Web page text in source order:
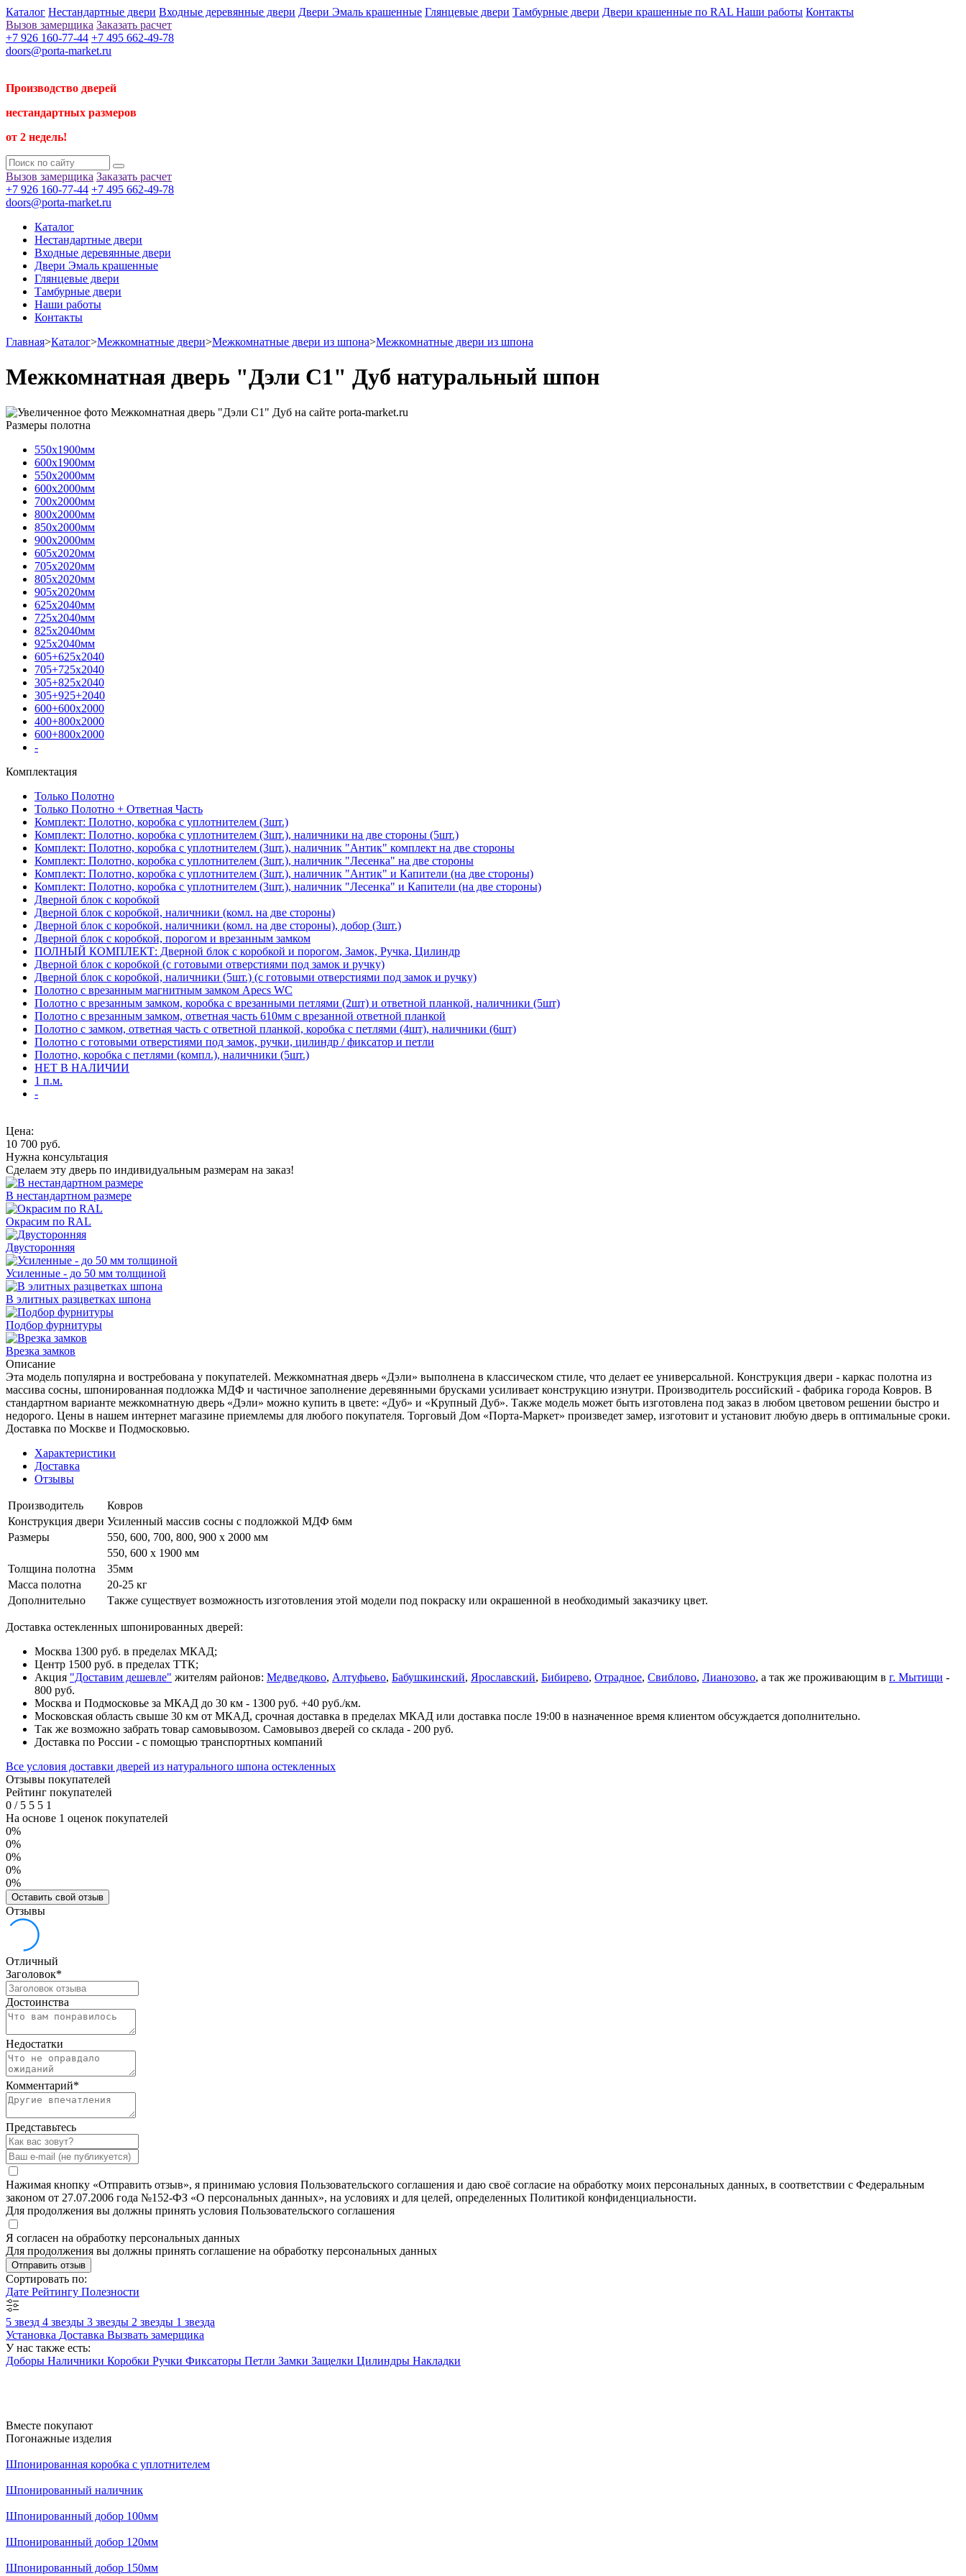
Каталог Нестандартные двери Входные деревянные двери Двери Эмаль крашенные Глянцевые двери Тамбурные двери Двери крашенные по RAL Наши работы Контакты
Вызов замерщика Заказать расчет
+7 926 160-77-44 +7 495 662-49-78
doors@porta-market.ru
Производство дверей
нестандартных размеров
от 2 недель!
Вызов замерщика Заказать расчет
+7 926 160-77-44 +7 495 662-49-78
doors@porta-market.ru
Каталог
Нестандартные двери
Входные деревянные двери
Двери Эмаль крашенные
Глянцевые двери
Тамбурные двери
Наши работы
Контакты
Главная>Каталог>Межкомнатные двери>Межкомнатные двери из шпона>Межкомнатные двери из шпона
Межкомнатная дверь "Дэли С1" Дуб натуральный шпон
Размеры полотна
550х1900мм
600х1900мм
550х2000мм
600х2000мм
700х2000мм
800х2000мм
850х2000мм
900х2000мм
605х2020мм
705х2020мм
805х2020мм
905х2020мм
625х2040мм
725х2040мм
825х2040мм
925х2040мм
605+625х2040
705+725х2040
305+825х2040
305+925+2040
600+600х2000
400+800х2000
600+800х2000
-
Комплектация
Только Полотно
Только Полотно + Ответная Часть
Комплект: Полотно, коробка с уплотнителем (3шт.)
Комплект: Полотно, коробка с уплотнителем (3шт.), наличники на две стороны (5шт.)
Комплект: Полотно, коробка с уплотнителем (3шт.), наличник "Антик" комплект на две стороны
Комплект: Полотно, коробка с уплотнителем (3шт.), наличник "Лесенка" на две стороны
Комплект: Полотно, коробка с уплотнителем (3шт.), наличник "Антик" и Капители (на две стороны)
Комплект: Полотно, коробка с уплотнителем (3шт.), наличник "Лесенка" и Капители (на две стороны)
Дверной блок с коробкой
Дверной блок с коробкой, наличники (комл. на две стороны)
Дверной блок с коробкой, наличники (комл. на две стороны), добор (3шт.)
Дверной блок с коробкой, порогом и врезанным замком
ПОЛНЫЙ КОМПЛЕКТ: Дверной блок с коробкой и порогом, Замок, Ручка, Цилиндр
Дверной блок с коробкой (с готовыми отверстиями под замок и ручку)
Дверной блок с коробкой, наличники (5шт.) (с готовыми отверстиями под замок и ручку)
Полотно с врезанным магнитным замком Apecs WC
Полотно с врезанным замком, коробка с врезанными петлями (2шт) и ответной планкой, наличники (5шт)
Полотно с врезанным замком, ответная часть 610мм с врезанной ответной планкой
Полотно с замком, ответная часть с ответной планкой, коробка с петлями (4шт), наличники (6шт)
Полотно с готовыми отверстиями под замок, ручки, цилиндр / фиксатор и петли
Полотно, коробка с петлями (компл.), наличники (5шт.)
НЕТ В НАЛИЧИИ
1 п.м.
-
Цена:
10 700 руб.
Нужна консультация
Сделаем эту дверь по индивидуальным размерам на заказ!
В нестандартном размере
Окрасим по RAL
Двусторонняя
Усиленные - до 50 мм толщиной
В элитных разцветках шпона
Подбор фурнитуры
Врезка замков
Описание
Эта модель популярна и востребована у покупателей. Межкомнатная дверь «Дэли» выполнена в классическом стиле, что делает ее универсальной. Конструкция двери - каркас полотна из
массива сосны, шпонированная подложка МДФ и частичное заполнение деревянными брусками усиливает конструкцию изнутри. Производитель российский - фабрика города Ковров. В
стандартном варианте межкомнатную дверь «Дэли» можно купить в цвете: «Дуб» и «Крупный Дуб». Также модель может быть изготовлена под заказ в любом цветовом решении быстро и
недорого. Цены в нашем интернет магазине приемлемы для любого покупателя. Торговый Дом «Порта-Маркет» произведет замер, изготовит и установит любую дверь в оптимальные сроки.
Доставка по Москве и Подмосковью.
Характеристики
Доставка
Отзывы
Производитель
Ковров
Конструкция двери Усиленный массив сосны с подложкой МДФ 6мм
Размеры
550, 600, 700, 800, 900 x 2000 мм
550, 600 х 1900 мм
Толщина полотна
35мм
Масса полотна
20-25 кг
Дополнительно
Также существует возможность изготовления этой модели под покраску или окрашенной в необходимый заказчику цвет.
Доставка остекленных шпонированных дверей:
Москва 1300 руб. в пределах МКАД;
Центр 1500 руб. в пределах ТТК;
Акция "Доставим дешевле" жителям районов: Медведково, Алтуфьево, Бабушкинский, Ярославский, Бибирево, Отрадное, Свиблово, Лианозово, а так же проживающим в г. Мытищи -
800 руб.
Москва и Подмосковье за МКАД до 30 км - 1300 руб. +40 руб./км.
Московская область свыше 30 км от МКАД, срочная доставка в пределах МКАД или доставка после 19:00 в назначенное время клиентом обсуждается дополнительно.
Так же возможно забрать товар самовывозом. Самовывоз дверей со склада - 200 руб.
Доставка по России - с помощью транспортных компаний
Все условия доставки дверей из натурального шпона остекленных
Отзывы покупателей
Рейтинг покупателей
0 /5 5 5 1
На основе 1 оценок покупателей
0%
0%
0%
0%
0%
Оставить свой отзыв
Отзывы
Отличный
Заголовок*
Достоинства
Недостатки
Комментарий*
Представьтесь
Нажимая кнопку «Отправить отзыв», я принимаю условия Пользовательского соглашения и даю своё согласие на обработку моих персональных данных, в соответствии с Федеральным
законом от 27.07.2006 года №152-ФЗ «О персональных данных», на условиях и для целей, определенных Политикой конфиденциальности.
Для продолжения вы должны принять условия Пользовательского соглашения
Я согласен на обработку персональных данных
Для продолжения вы должны принять соглашение на обработку персональных данных
Отправить отзыв
Сортировать по:
Дате Рейтингу Полезности
5 звезд 4 звезды 3 звезды 2 звезды 1 звезда
Установка Доставка Вызвать замерщика
У нас также есть:
Доборы Наличники Коробки Ручки Фиксаторы Петли Замки Защелки Цилиндры Накладки
Вместе покупают
Погонажные изделия
Шпонированная коробка с уплотнителем
Шпонированный наличник
Шпонированный добор 100мм
Шпонированный добор 120мм
Шпонированный добор 150мм